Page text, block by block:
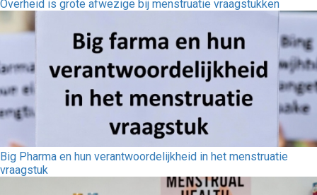
Overheid is grote afwezige bij menstruatie vraagstukken
Big Pharma en hun verantwoordelijkheid in het menstruatie
vraagstuk